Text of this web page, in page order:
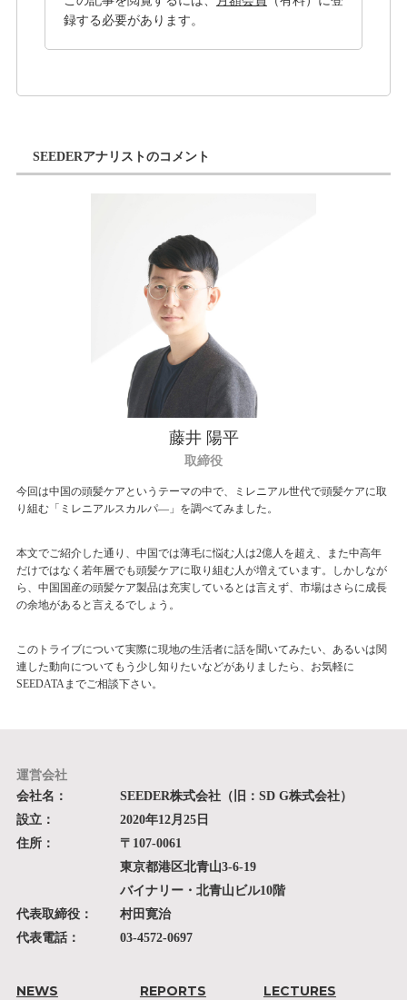
録する必要があります。
SEEDERアナリストのコメント
藤井 陽平
取締役
今回は中国の頭髪ケアというテーマの中で、ミレニアル世代で頭髪ケアに取
り組む「ミレニアルスカルパ―」を調べてみました。
本文でご紹介した通り、中国では薄毛に悩む人は2億人を超え、また中高年
だけではなく若年層でも頭髪ケアに取り組む人が増えています。しかしなが
ら、中国国産の頭髪ケア製品は充実しているとは言えず、市場はさらに成長
の余地があると言えるでしょう。
このトライブについて実際に現地の生活者に話を聞いてみたい、あるいは関
連した動向についてもう少し知りたいなどがありましたら、お気軽に
SEEDATAまでご相談下さい。
運営会社
会社名：
SEEDER株式会社（旧：SD G株式会社）
設立：
2020年12月25日
住所：
〒107-0061
東京都港区北青山3-6-19
バイナリー・北青山ビル10階
代表取締役：
村田寛治
代表電話：
03-4572-0697
NEWS REPORTS LECTURES